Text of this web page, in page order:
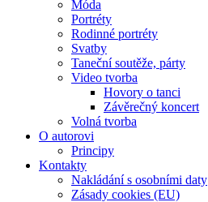
Móda
Portréty
Rodinné portréty
Svatby
Taneční soutěže, párty
Video tvorba
Hovory o tanci
Závěrečný koncert
Volná tvorba
O autorovi
Principy
Kontakty
Nakládání s osobními daty
Zásady cookies (EU)